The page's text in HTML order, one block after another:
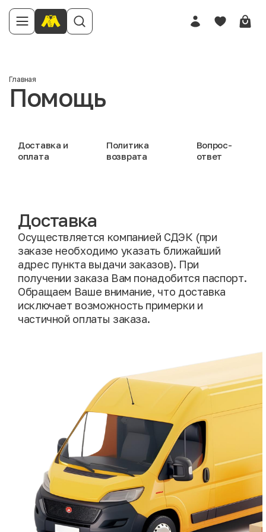
Главная
Помощь
Доставка и
оплата
Политика
возврата
Вопрос-
ответ
Доставка
Осуществляется компанией СДЭК (при
заказе необходимо указать ближайший
адрес пункта выдачи заказов). При
получении заказа Вам понадобится паспорт.
Обращаем Ваше внимание, что доставка
исключает возможность примерки и
частичной оплаты заказа.